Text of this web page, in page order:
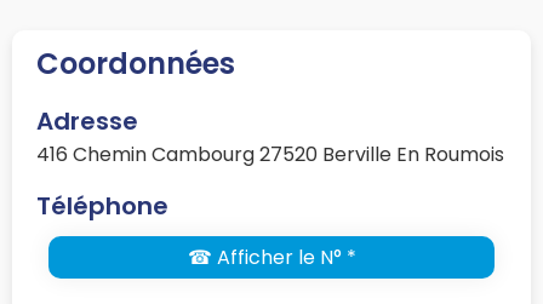
Coordonnées
Adresse
416 Chemin Cambourg 27520 Berville En Roumois
Téléphone
☎ Afficher le N° *